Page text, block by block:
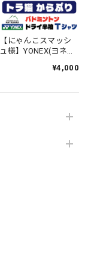
【にゃんこスマッシ
ュ様】YONEX(ヨネッ
バドミントン 【トラ
【16500】【送料無
¥4,000